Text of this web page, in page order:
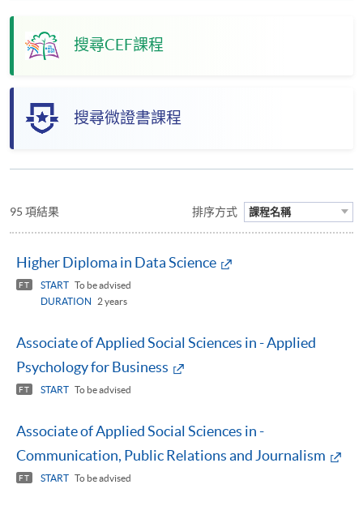
搜尋CEF課程
搜尋微證書課程
95 項結果 排序方式 課程名稱
Higher Diploma in Data Science
FT START To be advised
DURATION
2 years
Associate of Applied Social Sciences in - Applied
Psychology for Business
FT START To be advised
Associate of Applied Social Sciences in -
Communication, Public Relations and Journalism
FT START To be advised